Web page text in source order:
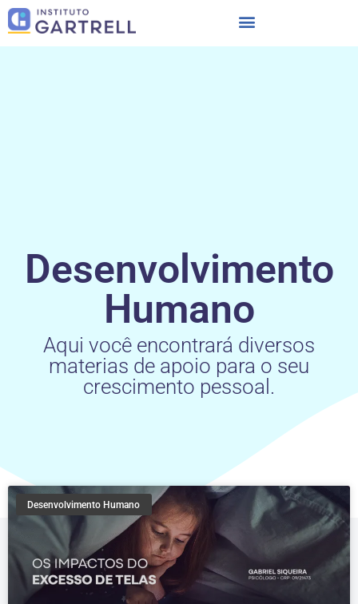
Desenvolvimento
Humano
Aqui você encontrará diversos
materias de apoio para o seu
crescimento pessoal.
Desenvolvimento Humano